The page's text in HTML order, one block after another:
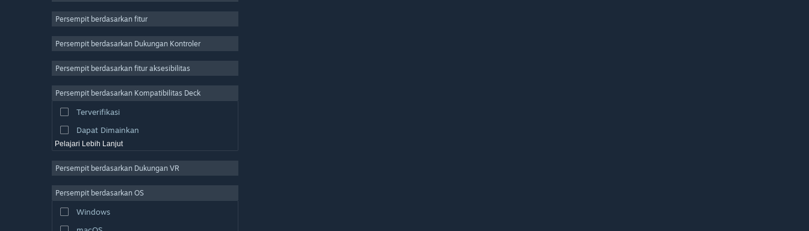
Kasual
Simulasi
Produksi Video
Pengeditan Foto
Persempit berdasarkan fitur
Persempit berdasarkan Dukungan Kontroler
Persempit berdasarkan fitur aksesibilitas
Persempit berdasarkan Kompatibilitas Deck
Terverifikasi
Dapat Dimainkan
Pelajari Lebih Lanjut
Persempit berdasarkan Dukungan VR
Persempit berdasarkan OS
Windows